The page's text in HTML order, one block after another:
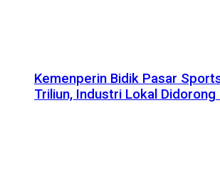
Kemenperin Bidik Pasar
Triliun, Industri Lokal Didorong